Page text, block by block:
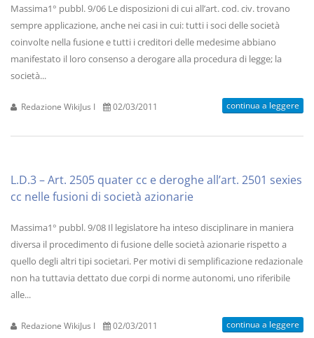
Massima1° pubbl. 9/06 Le disposizioni di cui all’art. cod. civ. trovano
sempre applicazione, anche nei casi in cui: tutti i soci delle società
coinvolte nella fusione e tutti i creditori delle medesime abbiano
manifestato il loro consenso a derogare alla procedura di legge; la
società...
Redazione WikiJus I 02/03/2011 continua a leggere
L.D.3 – Art. 2505 quater cc e deroghe all’art. 2501 sexies
cc nelle fusioni di società azionarie
Massima1° pubbl. 9/08 Il legislatore ha inteso disciplinare in maniera
diversa il procedimento di fusione delle società azionarie rispetto a
quello degli altri tipi societari. Per motivi di semplificazione redazionale
non ha tuttavia dettato due corpi di norme autonomi, uno riferibile
alle...
Redazione WikiJus I 02/03/2011 continua a leggere